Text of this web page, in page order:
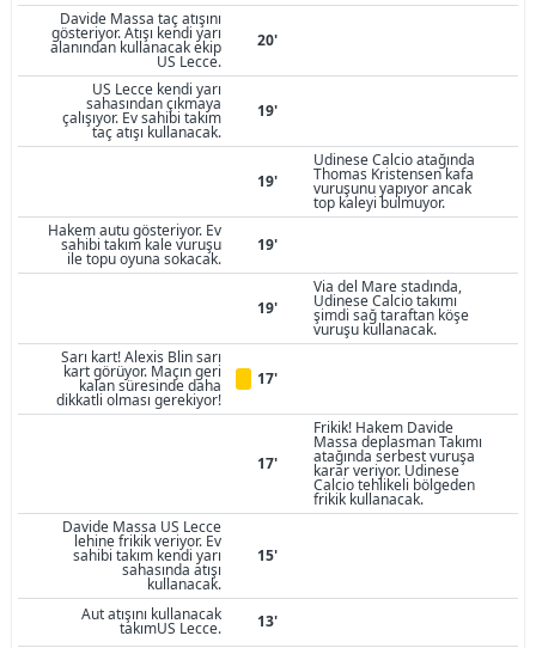
Davide Massa taç atışını
gösteriyor. Atışı kendi yarı
alanından kullanacak ekip
US Lecce.
20'
US Lecce kendi yarı
sahasından çıkmaya
çalışıyor. Ev sahibi takım
taç atışı kullanacak.
19'
19'
Udinese Calcio atağında
Thomas Kristensen kafa
vuruşunu yapıyor ancak
top kaleyi bulmuyor.
Hakem autu gösteriyor. Ev
sahibi takım kale vuruşu
ile topu oyuna sokacak.
19'
19'
Via del Mare stadında,
Udinese Calcio takımı
şimdi sağ taraftan köşe
vuruşu kullanacak.
Sarı kart! Alexis Blin sarı
kart görüyor. Maçın geri
kalan süresinde daha
dikkatli olması gerekiyor!
17'
17'
Frikik! Hakem Davide
Massa deplasman Takımı
atağında serbest vuruşa
karar veriyor. Udinese
Calcio tehlikeli bölgeden
frikik kullanacak.
Davide Massa US Lecce
lehine frikik veriyor. Ev
sahibi takım kendi yarı
sahasında atışı
kullanacak.
15'
Aut atışını kullanacak
takımUS Lecce.
13'